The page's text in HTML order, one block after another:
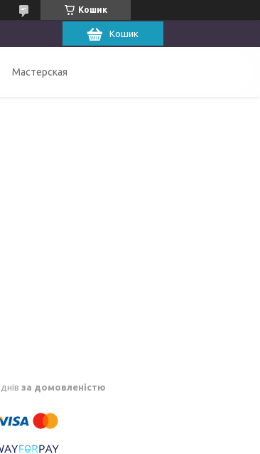
Кошик
Кошик
Мастерская
за домовленістю